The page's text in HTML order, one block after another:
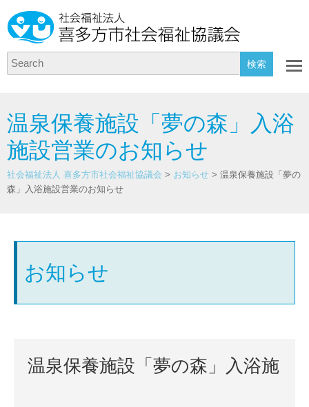
Search
温泉保養施設「夢の森」入浴
施設営業のお知らせ
社会福祉法人 喜多方市社会福祉協議会 > お知らせ > 温泉保養施設「夢の
森」入浴施設営業のお知らせ
お知らせ
温泉保養施設「夢の森」入浴施